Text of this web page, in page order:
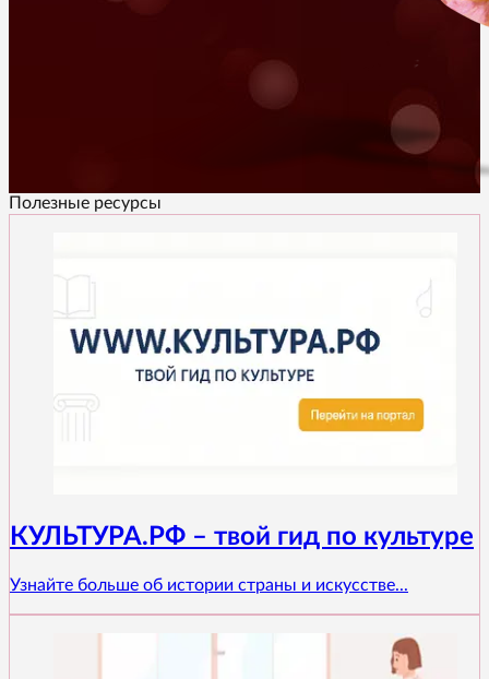
Полезные ресурсы
КУЛЬТУРА.РФ – твой гид по культуре
Узнайте больше об истории страны и искусстве...